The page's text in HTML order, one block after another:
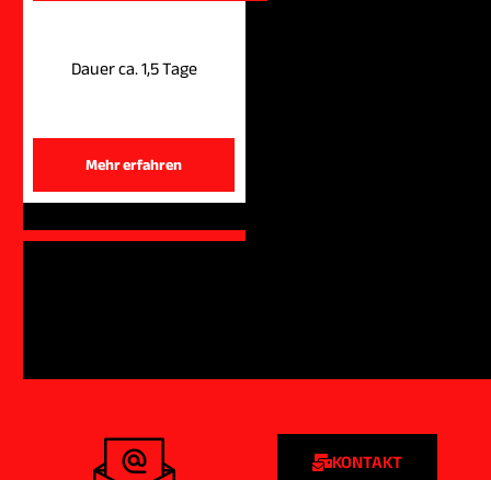
Dauer ca. 1,5 Tage
Mehr erfahren
KONTAKT